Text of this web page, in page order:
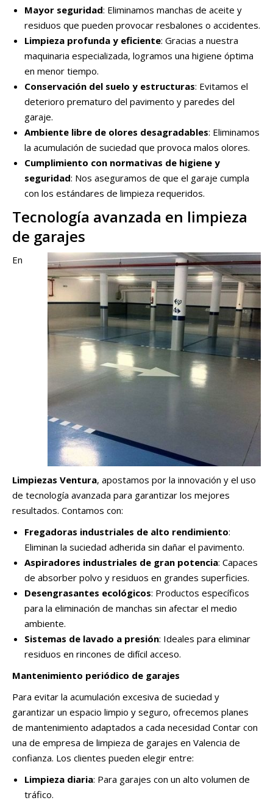
Mayor seguridad: Eliminamos manchas de aceite y
residuos que pueden provocar resbalones o accidentes.
Limpieza profunda y eficiente: Gracias a nuestra
maquinaria especializada, logramos una higiene óptima
en menor tiempo.
Conservación del suelo y estructuras: Evitamos el
deterioro prematuro del pavimento y paredes del
garaje.
Ambiente libre de olores desagradables: Eliminamos
la acumulación de suciedad que provoca malos olores.
Cumplimiento con normativas de higiene y
seguridad: Nos aseguramos de que el garaje cumpla
con los estándares de limpieza requeridos.
Tecnología avanzada en limpieza
de garajes
En
Limpiezas Ventura, apostamos por la innovación y el uso
de tecnología avanzada para garantizar los mejores
resultados. Contamos con:
Fregadoras industriales de alto rendimiento:
Eliminan la suciedad adherida sin dañar el pavimento.
Aspiradores industriales de gran potencia: Capaces
de absorber polvo y residuos en grandes superficies.
Desengrasantes ecológicos: Productos específicos
para la eliminación de manchas sin afectar el medio
ambiente.
Sistemas de lavado a presión: Ideales para eliminar
residuos en rincones de difícil acceso.
Mantenimiento periódico de garajes
Para evitar la acumulación excesiva de suciedad y
garantizar un espacio limpio y seguro, ofrecemos planes
de mantenimiento adaptados a cada necesidad Contar con
una de empresa de limpieza de garajes en Valencia de
confianza. Los clientes pueden elegir entre:
Limpieza diaria: Para garajes con un alto volumen de
tráfico.